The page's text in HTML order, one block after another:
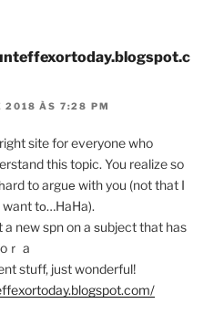
2018 ÀS 7:28 PM
site for everyone who
this topic. You realize so
to arguе with you (not that I
want tо…HaHa).
a new spn on a ѕubject that has
ｒ a
stuff, just wonderful!